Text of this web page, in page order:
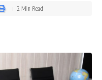
2 Min Read